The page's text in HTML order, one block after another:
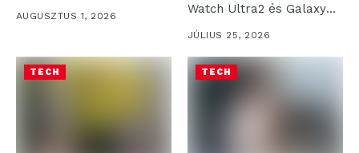
AUGUSZTUS 1, 2026
Watch Ultra2 és Galaxy
Watch9...
JÚLIUS 25, 2026
TECH TECH